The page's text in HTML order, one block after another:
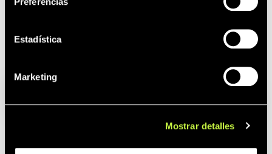
Estadística
Marketing
Mostrar detalles